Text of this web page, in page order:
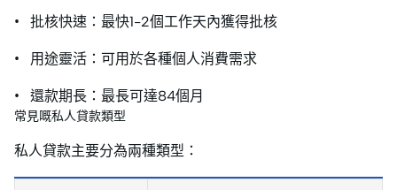
• 批核快速：最快1-2個工作天內獲得批核
• 用途靈活：可用於各種個人消費需求
• 還款期長：最長可達84個月
常見嘅私人貸款類型
私人貸款主要分為兩種類型：